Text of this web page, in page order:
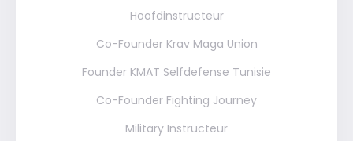
Hoofdinstructeur
Co-Founder Krav Maga Union
Founder KMAT Selfdefense Tunisie
Co-Founder Fighting Journey
Military Instructeur